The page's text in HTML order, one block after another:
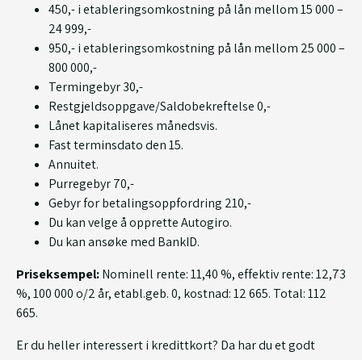
450,- i etableringsomkostning på lån mellom 15 000 –
24 999,-
950,- i etableringsomkostning på lån mellom 25 000 –
800 000,-
Termingebyr 30,-
Restgjeldsoppgave/Saldobekreftelse 0,-
Lånet kapitaliseres månedsvis.
Fast terminsdato den 15.
Annuitet.
Purregebyr 70,-
Gebyr for betalingsoppfordring 210,-
Du kan velge å opprette Autogiro.
Du kan ansøke med BankID.
Priseksempel:Nominell rente: 11,40 %, effektiv rente: 12,73
%, 100 000 o/2 år, etabl.geb. 0, kostnad: 12 665. Total: 112
665.
Er du heller interessert i kredittkort? Da har du et godt